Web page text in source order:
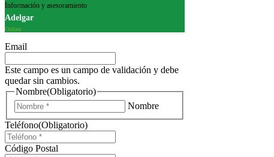
Información y asesoramiento
Adelgar
Online
Email
Este campo es un campo de validación y debe
quedar sin cambios.
Nombre(Obligatorio)
Nombre
Teléfono(Obligatorio)
Código Postal